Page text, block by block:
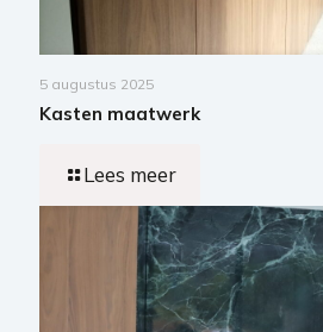
5 augustus 2025
Kasten maatwerk
Lees meer